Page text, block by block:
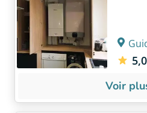
5,0
À PROPOS DE NOUS
Voir